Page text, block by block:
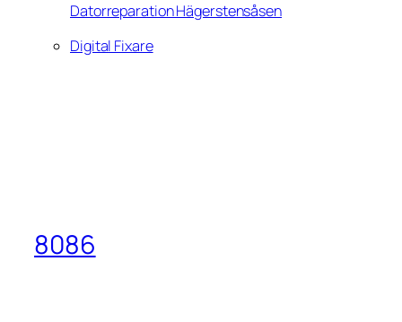
Datorreparation Hägerstensåsen
Digital Fixare
8086